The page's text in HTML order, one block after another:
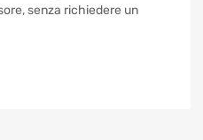
di scarico e la utilizza
la massa